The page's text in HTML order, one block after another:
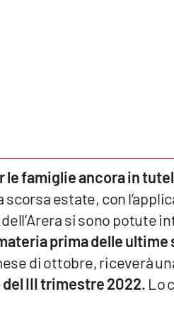
le famiglie ancora in
estate, con
si sono potute
prima delle
di ottobre, riceverà
III trimestre 2022. Lo